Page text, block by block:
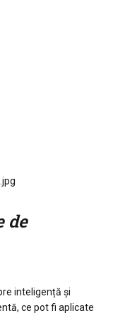
de
inteligență și
ce pot fi aplicate